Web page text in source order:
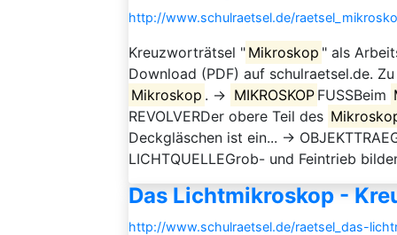
http://www.schulraetsel.de/
Kreuzworträtsel " Mikroskop " als
Download (PDF) auf schulraetsel.de.
Mikroskop . → MIKROSKOP FUSSBeim
REVOLVERDer obere Teil des
Deckgläschen ist ein... →
LICHTQUELLEGrob- und Feintrieb
Das Lichtmikroskop -
http://www.schulraetsel.de/raetsel_das-